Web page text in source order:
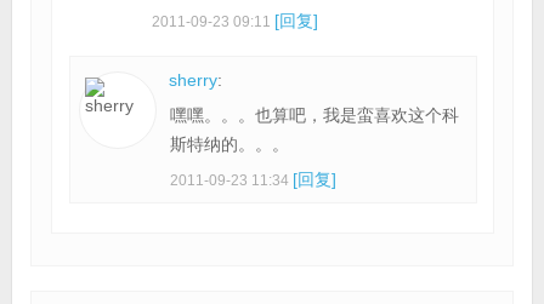
2011-09-23 09:11 [回复]
sherry:
嘿嘿。。。也算吧，我是蛮喜欢这个科
斯特纳的。。。
2011-09-23 11:34 [回复]